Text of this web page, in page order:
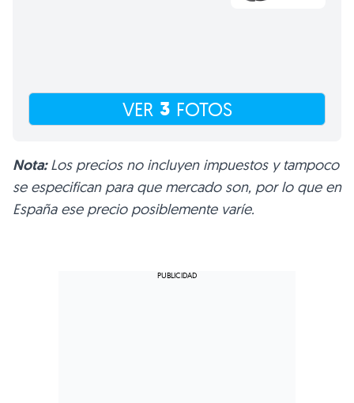
VER 3 FOTOS
Nota:Los precios no incluyen impuestos y tampoco
se especifican para que mercado son, por lo que en
España ese precio posiblemente varíe.